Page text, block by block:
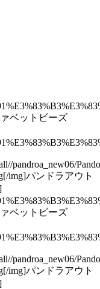
ベットビーズ
pandroa_new06/
img]パンドラアウト
ベットビーズ
pandroa_new06/
img]パンドラアウト